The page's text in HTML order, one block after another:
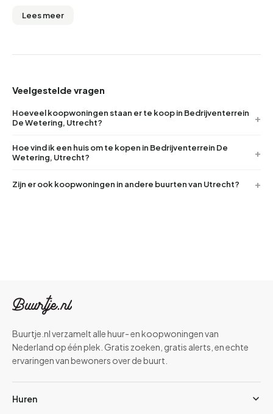
Lees meer
Veelgestelde vragen
Hoeveel koopwoningen staan er te koop in Bedrijventerrein
De Wetering, Utrecht?
Hoe vind ik een huis om te kopen in Bedrijventerrein De
Wetering, Utrecht?
Zijn er ook koopwoningen in andere buurten van Utrecht?
Buurtje.nl verzamelt alle huur- en koopwoningen van
Nederland op één plek. Gratis zoeken, gratis alerts, en echte
ervaringen van bewoners over de buurt.
Huren